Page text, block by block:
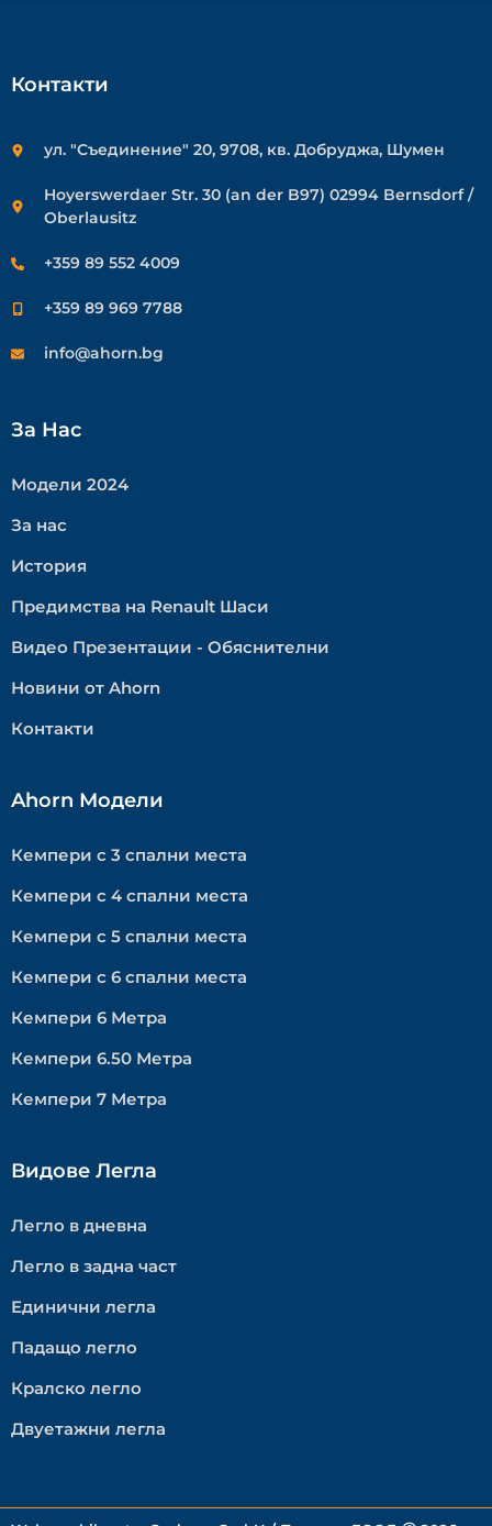
Контакти
ул. "Съединение" 20, 9708, кв. Добруджа, Шумен
Hoyerswerdaer Str. 30 (an der B97) 02994 Bernsdorf /
Oberlausitz
+359 89 552 4009
+359 89 969 7788
info@ahorn.bg
За Нас
Модели 2024
За нас
История
Предимства на Renault Шаси
Видео Презентации - Обяснителни
Новини от Ahorn
Контакти
Ahorn Модели
Кемпери с 3 спални места
Кемпери с 4 спални места
Кемпери с 5 спални места
Кемпери с 6 спални места
Кемпери 6 Метра
Кемпери 6.50 Метра
Кемпери 7 Метра
Видове Легла
Легло в дневна
Легло в задна част
Единични легла
Падащо легло
Кралско легло
Двуетажни легла